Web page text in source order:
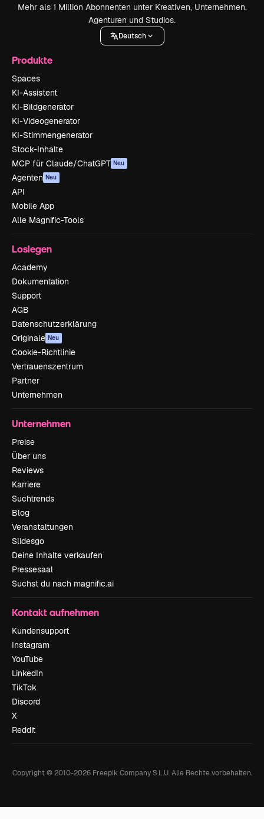
Mehr als 1 Million Abonnenten unter Kreativen, Unternehmen,
Agenturen und Studios.
Deutsch
Produkte
Spaces
KI-Assistent
KI-Bildgenerator
KI-Videogenerator
KI-Stimmengenerator
Stock-Inhalte
MCP für Claude/ChatGPT Neu
Agenten Neu
API
Mobile App
Alle Magnific-Tools
Loslegen
Academy
Dokumentation
Support
AGB
Datenschutzerklärung
Originale Neu
Cookie-Richtlinie
Vertrauenszentrum
Partner
Unternehmen
Unternehmen
Preise
Über uns
Reviews
Karriere
Suchtrends
Blog
Veranstaltungen
Slidesgo
Deine Inhalte verkaufen
Pressesaal
Suchst du nach magnific.ai
Kontakt aufnehmen
Kundensupport
Instagram
YouTube
LinkedIn
TikTok
Discord
X
Reddit
Copyright © 2010-2026Freepik Company S.L.U. Alle Rechte vorbehalten.